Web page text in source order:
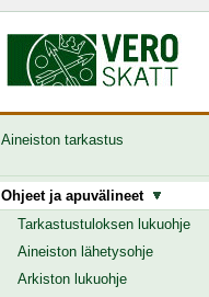
Aineiston tarkastus
Ohjeet ja apuvälineet
Tarkastustuloksen lukuohje
Aineiston lähetysohje
Arkiston lukuohje